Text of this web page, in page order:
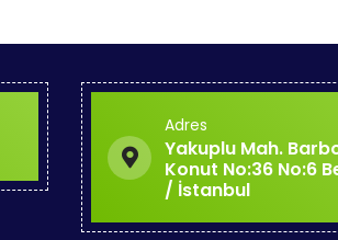
Adres
Yakuplu Mah.
Konut No:36 No:6
/ İstanbul